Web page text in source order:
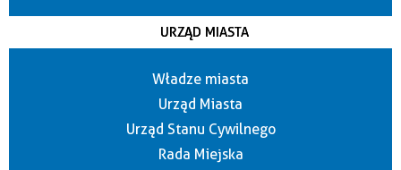
URZĄD MIASTA
Władze miasta
Urząd Miasta
Urząd Stanu Cywilnego
Rada Miejska